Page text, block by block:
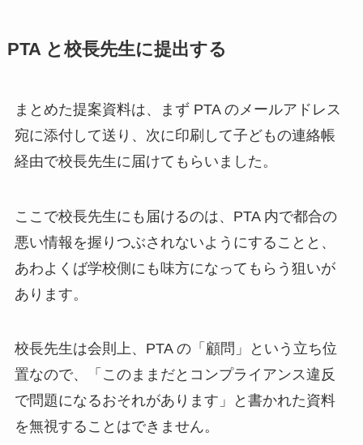
PTA と校長先生に提出する
まとめた提案資料は、まず PTA のメールアドレス
宛に添付して送り、次に印刷して子どもの連絡帳
経由で校長先生に届けてもらいました。
ここで校長先生にも届けるのは、PTA 内で都合の
悪い情報を握りつぶされないようにすることと、
あわよくば学校側にも味方になってもらう狙いが
あります。
校長先生は会則上、PTA の「顧問」という立ち位
置なので、「このままだとコンプライアンス違反
で問題になるおそれがあります」と書かれた資料
を無視することはできません。